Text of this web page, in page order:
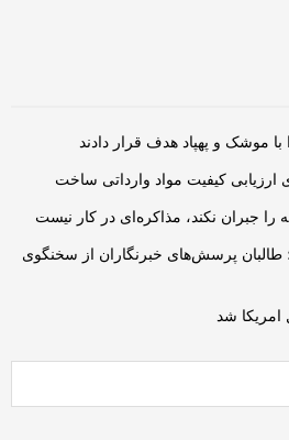
با موشک و پهپاد هدف قرار دادند
ارزیابی کیفیت مواد وارداتی ساخت
را جبران نکند، مذاکره‌ای در کار نیست
طالبان پرسش‌های خبرنگاران از سخنگوی
شد